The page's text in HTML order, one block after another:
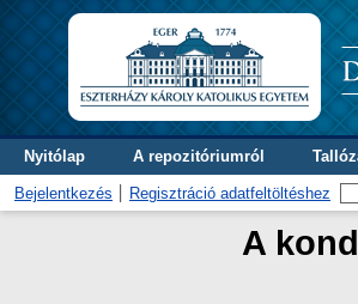
Nyitólap A repozitóriumról
Bejelentkezés Regisztráció adatfeltöltéshez
A